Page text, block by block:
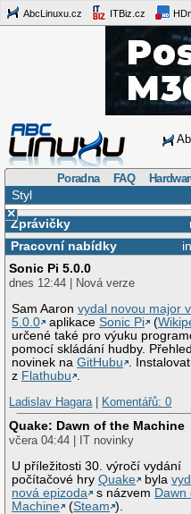
AbcLinuxu.cz ITBiz.cz
Poradna FAQ
Styl
×
Zprávičky
Pracovní nabídky
Sonic Pi 5.0.0
dnes 12:44 | Nová verze
Sam Aaronvydal novou major
5.0.0
aplikaceSonic Pi (
určené také pro výuku
pomocí skládání hudby. Přehled
novinek naGitHubu
.
z Flathubu
Ladislav Hagara| Komentářů: 0
Quake: Dawn of the Machine
včera 04:44 | IT novinky
U příležitosti 30. výročí vydání
počítačové hryQuake byla
nová epizoda
s názvem Dawn
Machine
(Steam ).